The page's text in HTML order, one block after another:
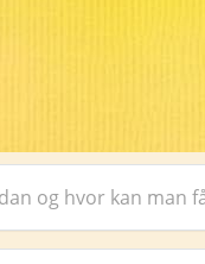
og hvor kan man